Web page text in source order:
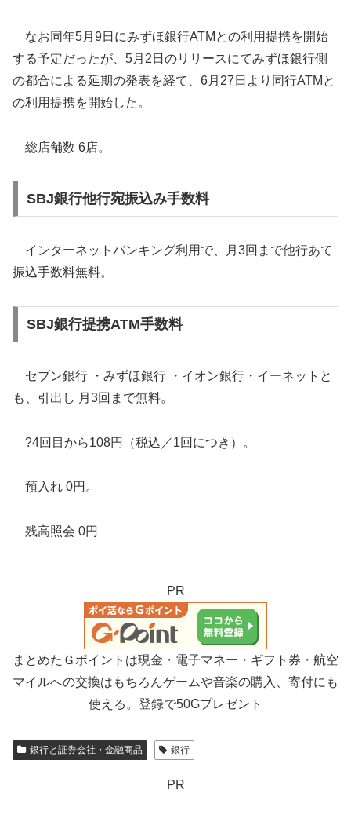
なお同年5月9日にみずほ銀行ATMとの利用提携を開始
する予定だったが、5月2日のリリースにてみずほ銀行側
の都合による延期の発表を経て、6月27日より同行ATMと
の利用提携を開始した。
総店舗数 6店。
SBJ銀行他行宛振込み手数料
インターネットバンキング利用で、月3回まで他行あて
振込手数料無料。
SBJ銀行提携ATM手数料
セブン銀行 ・みずほ銀行 ・イオン銀行・イーネットと
も、引出し 月3回まで無料。
?4回目から108円（税込／1回につき）。
預入れ 0円。
残高照会 0円
PR
まとめたＧポイントは現金・電子マネー・ギフト券・航空
マイルへの交換はもちろんゲームや音楽の購入、寄付にも
使える。登録で50Gプレゼント
銀行と証券会社・金融商品 銀行
PR